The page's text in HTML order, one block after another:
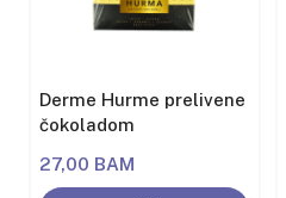
Derme Hurme prelivene
čokoladom
27,00 BAM